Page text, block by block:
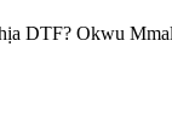
DTF? Okwu